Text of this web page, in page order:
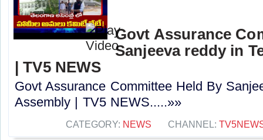
Govt Assurance
Sanjeeva reddy in
| TV5 NEWS
Govt Assurance Committee Held By
Assembly | TV5 NEWS.....»»
CATEGORY: NEWS CHANNEL: